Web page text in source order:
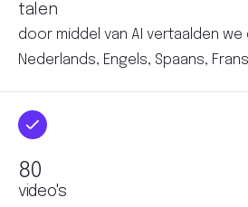
talen
door middel van AI vertaalden
Nederlands, Engels, Spaans,
video's